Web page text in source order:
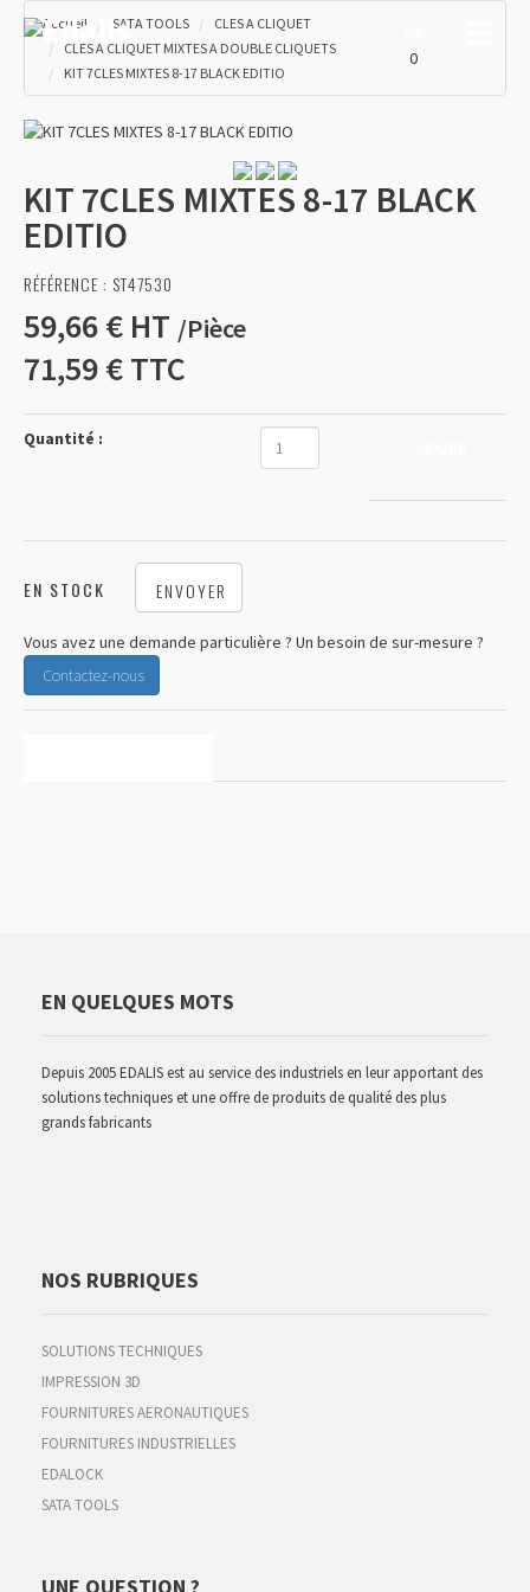
0
Accueil SATA TOOLS
CLES A CLIQUET
CLES A CLIQUET MIXTES A DOUBLE CLIQUETS
KIT 7CLES MIXTES 8-17 BLACK EDITIO
KIT 7CLES MIXTES 8-17 BLACK
EDITIO
RÉFÉRENCE : ST47530
59,66 € HT /Pièce
71,59 €TTC
Quantité :
EN STOCK ENVOYER
Vous avez une demande particulière ? Un besoin de sur-mesure ?
Contactez-nous
EN QUELQUES MOTS
Depuis 2005 EDALIS est au service des industriels en leur apportant des
solutions techniques et une offre de produits de qualité des plus
grands fabricants
NOS RUBRIQUES
SOLUTIONS TECHNIQUES
IMPRESSION 3D
FOURNITURES AERONAUTIQUES
FOURNITURES INDUSTRIELLES
EDALOCK
SATA TOOLS